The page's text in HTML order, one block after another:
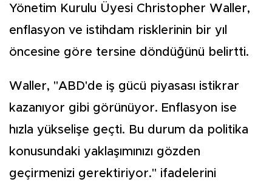
Yönetim Kurulu Üyesi Christopher Waller,
enflasyon ve istihdam risklerinin bir yıl
öncesine göre tersine döndüğünü belirtti.
Waller, "ABD'de iş gücü piyasası istikrar
kazanıyor gibi görünüyor. Enflasyon ise
hızla yükselişe geçti. Bu durum da politika
konusundaki yaklaşımınızı gözden
geçirmenizi gerektiriyor." ifadelerini